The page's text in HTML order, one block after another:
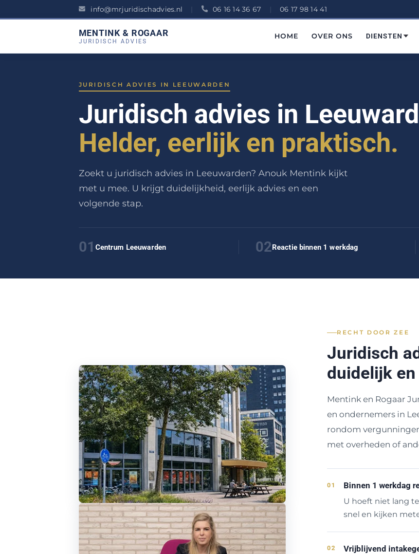
info@mrjuridischadvies.nl 06 16 14 36 67 06 17 98 14 41
MENTINK & ROGAAR
JURIDISCH ADVIES
HOME OVER ONS DIENSTEN
JURIDISCH ADVIES IN LEEUWARDEN
Juridisch advies in
Helder, eerlijk en praktisch.
Zoekt u juridisch advies in Leeuwarden? Anouk Mentink kijkt
met u mee. U krijgt duidelijkheid, eerlijk advies en een
volgende stap.
01 Centrum Leeuwarden 02Reactie binnen 1 werkdag
RECHT DOOR ZEE
Juridisch
duidelijk
Mentink en Rogaar
en ondernemers in
rondom
met overheden of
01 Binnen 1 werkdag
U hoeft niet lang
snel en kijken
02 Vrijblijvend